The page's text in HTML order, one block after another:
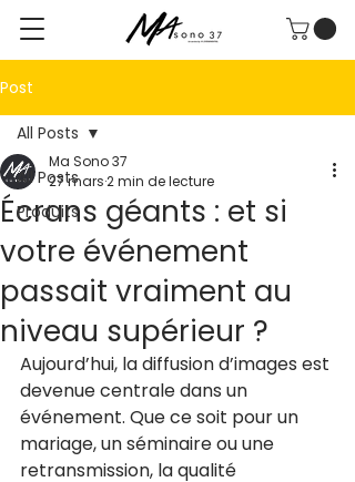
Post
All Posts
Produits
All Posts
Écrans géants : et si
votre événement
passait vraiment au
niveau supérieur ?
Ma Sono 37
27 mars2 min de lecture
Aujourd’hui, la diffusion d’images est
devenue centrale dans un
événement. Que ce soit pour un
mariage, un séminaire ou une
retransmission, la qualité